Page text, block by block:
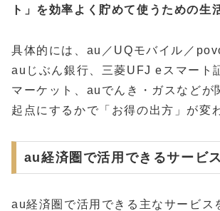
ト」を効率よく貯めて使うための生
具体的には、au／UQモバイル／
auじぶん銀行、三菱UFJ eスマート
マーケット、auでんき・ガスなどが
起点にするかで「お得の出方」が変
au経済圏で活用できるサービ
au経済圏で活用できる主なサービス